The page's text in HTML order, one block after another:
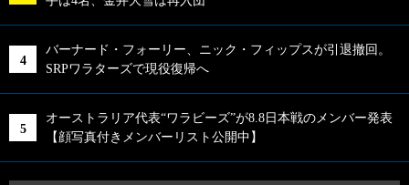
バーナード・フォーリー、ニック・フィップスが引退撤回。
SRPワラターズで現役復帰へ
オーストラリア代表“ワラビーズ”が8.8日本戦のメンバー発表
【顔写真付きメンバーリスト公開中】